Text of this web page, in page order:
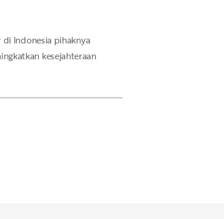
di Indonesia pihaknya
kesejahteraan